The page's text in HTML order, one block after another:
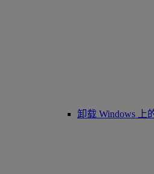
卸载 Windows 上